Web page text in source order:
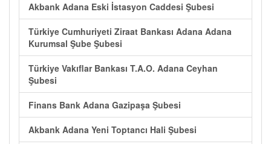
Akbank Adana Eski İstasyon Caddesi Şubesi
Türkiye Cumhuriyeti Ziraat Bankası Adana Adana
Kurumsal Şube Şubesi
Türkiye Vakıflar Bankası T.A.O. Adana Ceyhan
Şubesi
Finans Bank Adana Gazipaşa Şubesi
Akbank Adana Yeni Toptancı Hali Şubesi